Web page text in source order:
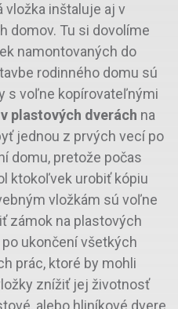
vložka inštaluje aj v
domov. Tu si dovolíme
namontovaných do
rodinného domu sú
s voľne kopírovateľnými
plastových dverách na
jednou z prvých vecí po
domu, pretože počas
ktokoľvek urobiť kópiu
vložkám sú voľne
zámok na plastových
ukončení všetkých
prác, ktoré by mohli
znížiť jej životnosť
alebo hliníkové dvere